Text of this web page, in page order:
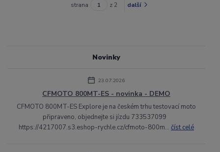
strana z 2 další
Novinky
23.07.2026
CFMOTO 800MT-ES - novinka - DEMO
CFMOTO 800MT-ES Explore je na českém trhu testovací moto
připraveno, objednejte si jízdu 733537099
https://4217007.s3.eshop-rychle.cz/cfmoto-800m... číst celé